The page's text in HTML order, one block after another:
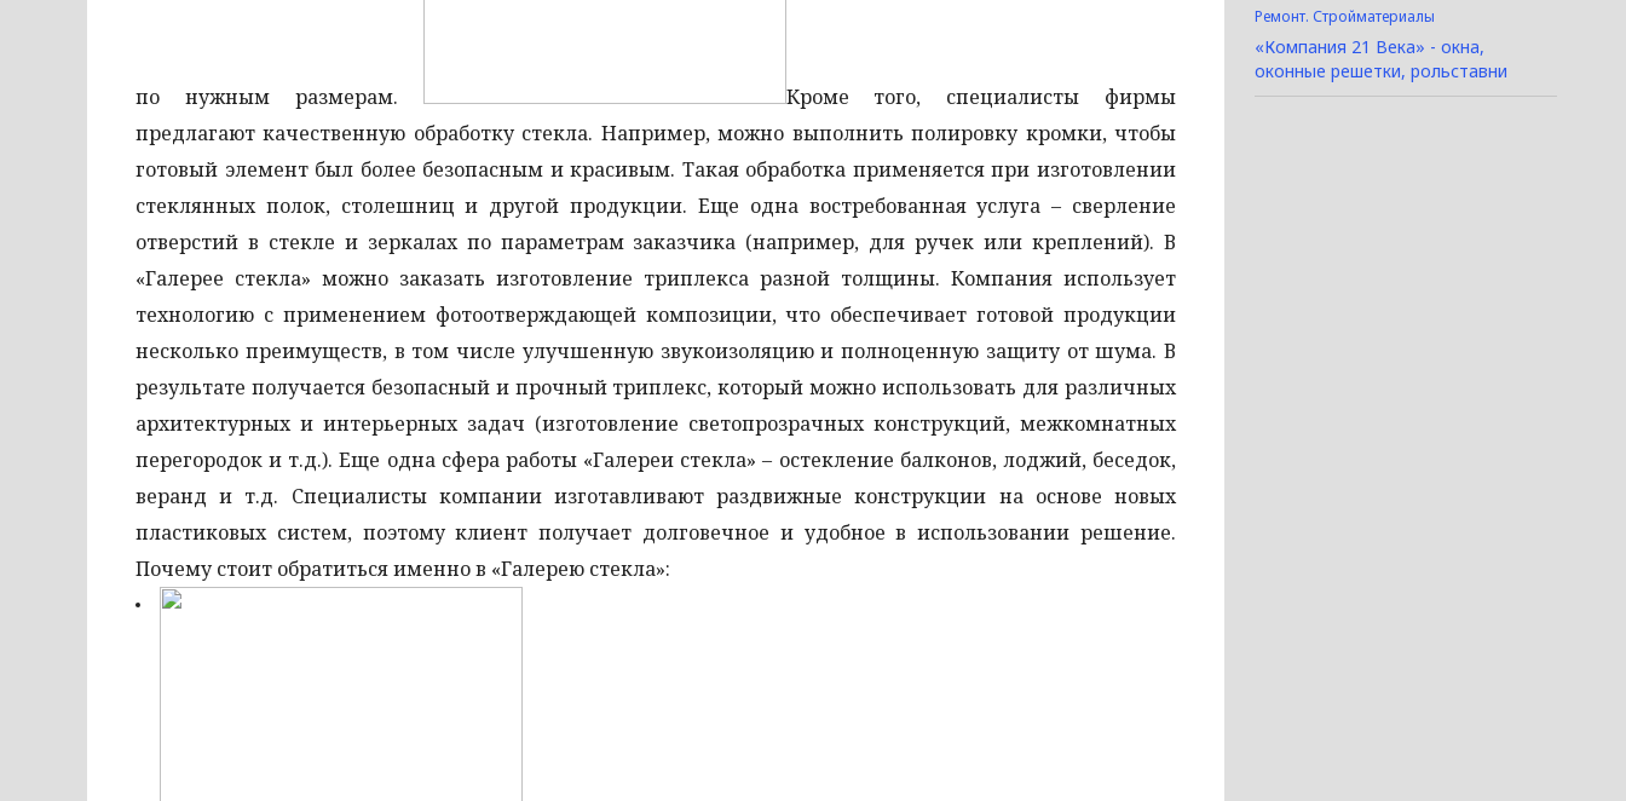
по нужным размерам.
Кроме того, специалисты фирмы
предлагают качественную обработку стекла. Например, можно выполнить полировку кромки, чтобы
готовый элемент был более безопасным и красивым. Такая обработка применяется при изготовлении
стеклянных полок, столешниц и другой продукции. Еще одна востребованная услуга – сверление
отверстий в стекле и зеркалах по параметрам заказчика (например, для ручек или креплений). В
«Галерее стекла» можно заказать изготовление триплекса разной толщины. Компания использует
технологию с применением фотоотверждающей композиции, что обеспечивает готовой продукции
несколько преимуществ, в том числе улучшенную звукоизоляцию и полноценную защиту от шума. В
результате получается безопасный и прочный триплекс, который можно использовать для различных
архитектурных и интерьерных задач (изготовление светопрозрачных конструкций, межкомнатных
перегородок и т.д.). Еще одна сфера работы «Галереи стекла» – остекление балконов, лоджий, беседок,
веранд и т.д. Специалисты компании изготавливают раздвижные конструкции на основе новых
пластиковых систем, поэтому клиент получает долговечное и удобное в использовании решение.
Почему стоит обратиться именно в «Галерею стекла»:
Ремонт. Стройматериалы
«Компания 21 Века» - окна,
оконные решетки, рольставни